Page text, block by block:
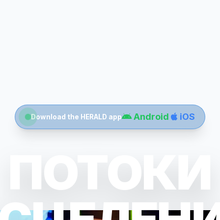
Download the HERALD app Android iOS
ПОТОКИ